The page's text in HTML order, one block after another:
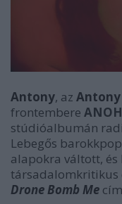
Antony, az Antony
frontembere
stúdióalbumán
Lebegős
alapokra váltott,
társadalomkritikus
Drone Bomb Me